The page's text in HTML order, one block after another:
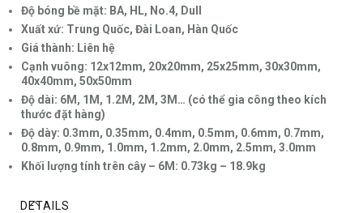
Độ bóng bề mặt: BA, HL, No.4, Dull
Xuất xứ: Trung Quốc, Đài Loan, Hàn Quốc
Giá thành: Liên hệ
Cạnh vuông: 12x12mm, 20x20mm, 25x25mm, 30x30mm,
40x40mm, 50x50mm
Độ dài: 6M, 1M, 1.2M, 2M, 3M… (có thể gia công theo kích
thước đặt hàng)
Độ dày: 0.3mm, 0.35mm, 0.4mm, 0.5mm, 0.6mm, 0.7mm,
0.8mm, 0.9mm, 1.0mm, 1.2mm, 2.0mm, 2.5mm, 3.0mm
Khối lượng tính trên cây – 6M: 0.73kg – 18.9kg
DETAILS